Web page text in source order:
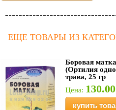
ЕЩЕ ТОВАРЫ ИЗ
Боровая матка
(Ортилия
трава, 25 гр
Цена:
купить